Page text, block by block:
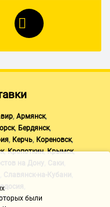
, Армянск,
, Бердянск,
, Керчь, Кореновск,
,Кропоткин,Крымск,
на Дону Саки
Славянск-на-Кубани
были